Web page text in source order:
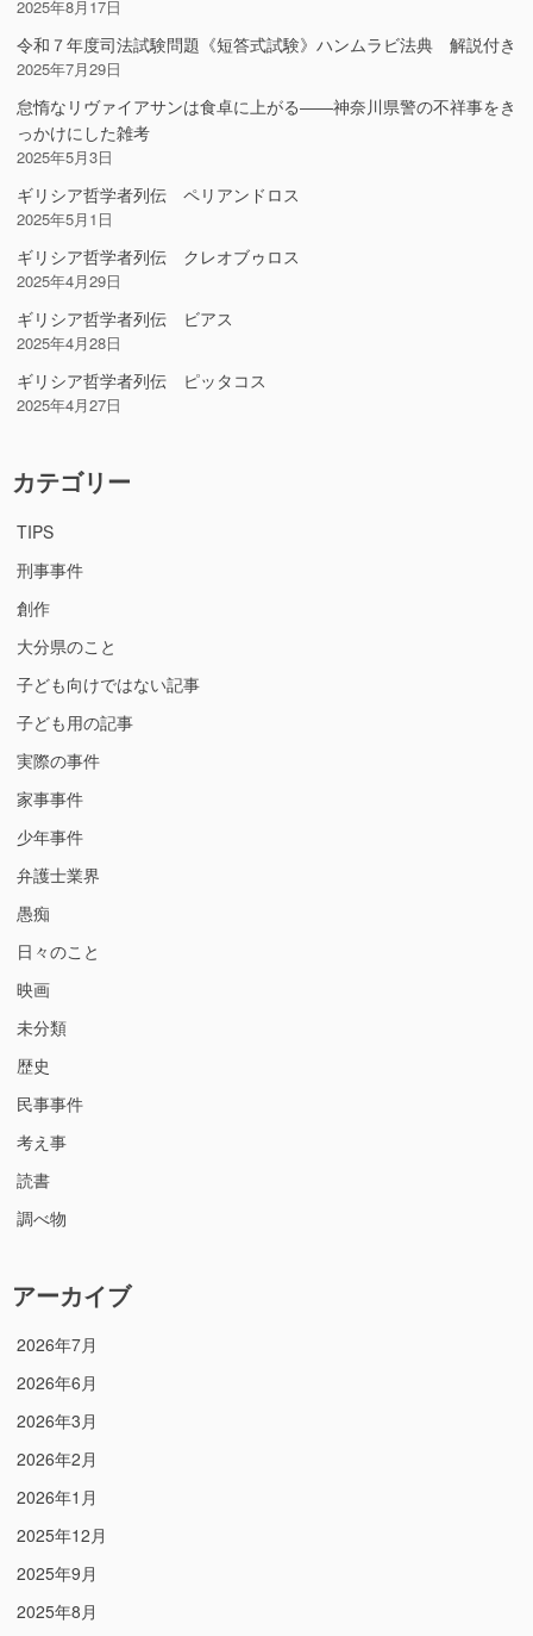
2025年8月17日
令和７年度司法試験問題《短答式試験》ハンムラビ法典 解説付き
2025年7月29日
怠惰なリヴァイアサンは食卓に上がる――神奈川県警の不祥事をき
っかけにした雑考
2025年5月3日
ギリシア哲学者列伝 ペリアンドロス
2025年5月1日
ギリシア哲学者列伝 クレオブゥロス
2025年4月29日
ギリシア哲学者列伝 ビアス
2025年4月28日
ギリシア哲学者列伝 ピッタコス
2025年4月27日
カテゴリー
TIPS
刑事事件
創作
大分県のこと
子ども向けではない記事
子ども用の記事
実際の事件
家事事件
少年事件
弁護士業界
愚痴
日々のこと
映画
未分類
歴史
民事事件
考え事
読書
調べ物
アーカイブ
2026年7月
2026年6月
2026年3月
2026年2月
2026年1月
2025年12月
2025年9月
2025年8月